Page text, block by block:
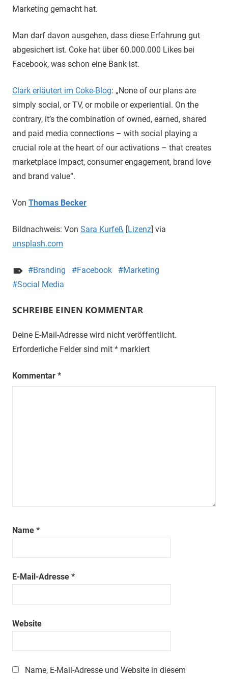
Marketing gemacht hat.
Man darf davon ausgehen, dass diese Erfahrung gut
abgesichert ist. Coke hat über 60.000.000 Likes bei
Facebook, was schon eine Bank ist.
Clark erläutert im Coke-Blog: „None of our plans are
simply social, or TV, or mobile or experiential. On the
contrary, it’s the combination of owned, earned, shared
and paid media connections – with social playing a
crucial role at the heart of our activations – that creates
marketplace impact, consumer engagement, brand love
and brand value“.
Von Thomas Becker
Bildnachweis: Von Sara Kurfeß [Lizenz] via
unsplash.com
Branding Facebook
Marketing
Social Media
SCHREIBE EINEN KOMMENTAR
Deine E-Mail-Adresse wird nicht veröffentlicht.
Erforderliche Felder sind mit * markiert
Kommentar *
Name *
E-Mail-Adresse *
Website
Name, E-Mail-Adresse und Website in diesem